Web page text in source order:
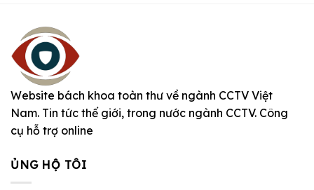
Website bách khoa toàn thư về ngành CCTV Việt
Nam. Tin tức thế giới, trong nước ngành CCTV. Công
cụ hỗ trợ online
ỦNG HỘ TÔI